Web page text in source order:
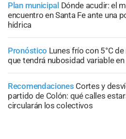
Plan municipal Dónde acudir: el
encuentro en Santa Fe ante una
hídrica
Pronóstico Lunes frío con 5°C
que tendrá nubosidad variable
Recomendaciones Cortes y
partido de Colón: qué calles
circularán los colectivos